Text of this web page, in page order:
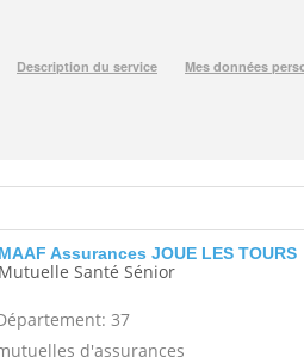
MAAF Assurances JOUE LES TOURS
Mutuelle Santé Sénior
37
d'assurances